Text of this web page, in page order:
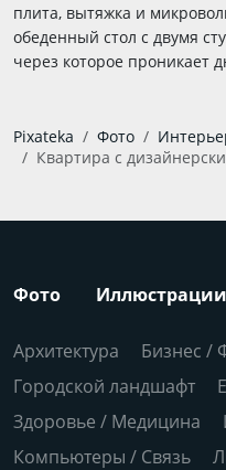
плита, вытяжка и
обеденный стол с двумя
через которое проникает
Pixateka Фото
Квартира с
Фото Иллюстрации
Архитектура
Бизнес /
Городской ландшафт
Здоровье / Медицина
Компьютеры / Связь